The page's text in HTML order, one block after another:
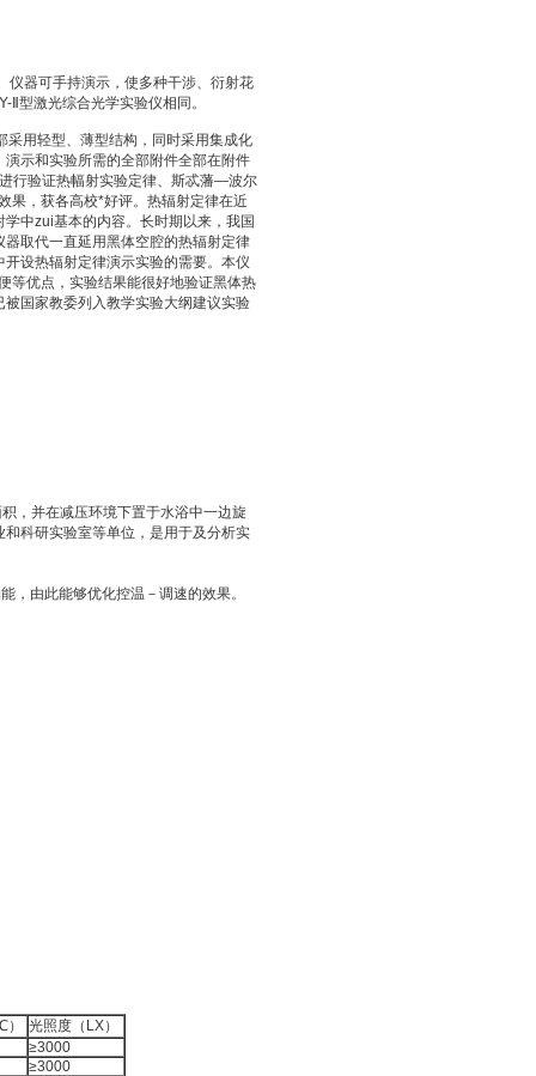
仪器可手持演示，使多种干涉、衍射花
型激光综合光学实验仪相同。
采用轻型、薄型结构，同时采用集成化
示和实验所需的全部附件全部在附件
行验证热幅射实验定律、斯忒藩—波尔
果，获各高校*好评。热辐射定律在近
中zui基本的内容。长时期以来，我国
取代一直延用黑体空腔的热辐射定律
设热辐射定律演示实验的需要。本仪
等优点，实验结果能很好地验证黑体热
国家教委列入教学实验大纲建议实验
，并在减压环境下置于水浴中一边旋
科研实验室等单位，是用于及分析实
由此能够优化控温－调速的效果。
光照度（LX）
≥3000
≥3000